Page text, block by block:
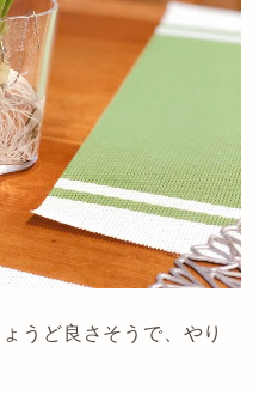
うど良さそうで、やり